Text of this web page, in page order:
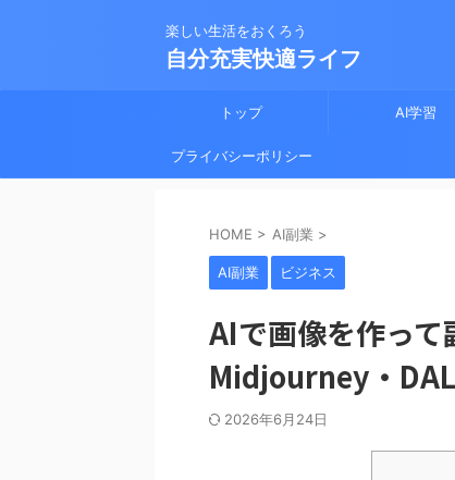
楽しい生活をおくろう
自分充実快適ライフ
トップ AI学習
プライバシーポリシー
HOME > AI副業 >
AI副業 ビジネス
AIで画像を作って
Midjourney・
2026年6月24日